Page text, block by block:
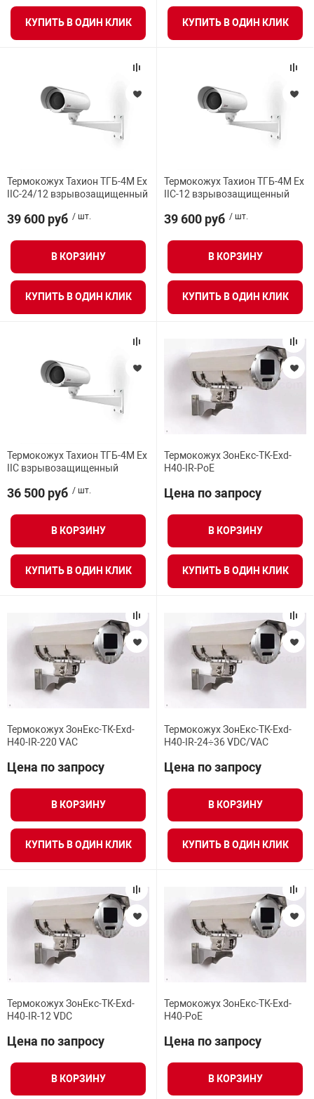
КУПИТЬ В ОДИН КЛИК КУПИТЬ В ОДИН КЛИК
Термокожух Тахион ТГБ-4М Ex
IIC-24/12 взрывозащищенный
39 600 руб / шт.
В КОРЗИНУ
КУПИТЬ В ОДИН КЛИК
Термокожух Тахион ТГБ-4М Ex
IIC-12 взрывозащищенный
39 600 руб / шт.
В КОРЗИНУ
КУПИТЬ В ОДИН КЛИК
Термокожух Тахион ТГБ-4М Ex
IIC взрывозащищенный
36 500 руб / шт.
В КОРЗИНУ
КУПИТЬ В ОДИН КЛИК
Термокожух ЗонЕкс-ТК-Exd-
Н40-IR-PoE
Цена по запросу
В КОРЗИНУ
КУПИТЬ В ОДИН КЛИК
Термокожух ЗонЕкс-ТК-Exd-
Н40-IR-220 VАС
Цена по запросу
В КОРЗИНУ
КУПИТЬ В ОДИН КЛИК
Термокожух ЗонЕкс-ТК-Exd-
Н40-IR-24÷36 VDC/VAC
Цена по запросу
В КОРЗИНУ
КУПИТЬ В ОДИН КЛИК
Термокожух ЗонЕкс-ТК-Exd-
Н40-IR-12 VDC
Цена по запросу
В КОРЗИНУ
Термокожух ЗонЕкс-ТК-Exd-
Н40-PoE
Цена по запросу
В КОРЗИНУ